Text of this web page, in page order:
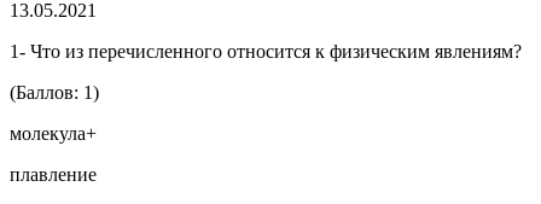
13.05.2021
1- Что из перечисленного относится к физическим явлениям?
(Баллов: 1)
молекула+
плавление